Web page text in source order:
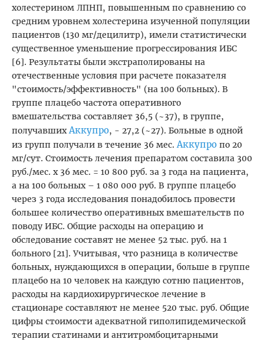
холестерином ЛПНП, повышенным по сравнению со
средним уровнем холестерина изученной популяции
пациентов (130 мг/децилитр), имели статистически
существенное уменьшение прогрессирования ИБС
[6]. Результаты были экстраполированы на
отечественные условия при расчете показателя
"стоимость/эффективность" (на 100 больных). В
группе плацебо частота оперативного
вмешательства составляет 36,5 (~37), в группе,
получавшихАккупро, - 27,2 (~27). Больные в одной
из групп получали в течение 36 мес.Аккупро по 20
мг/сут. Стоимость лечения препаратом составила 300
руб./мес. х 36 мес. = 10 800 руб. за 3 года на пациента,
а на 100 больных – 1 080 000 руб. В группе плацебо
через 3 года исследования понадобилось провести
большее количество оперативных вмешательств по
поводу ИБС. Общие расходы на операцию и
обследование составят не менее 52 тыс. руб. на 1
больного [21]. Учитывая, что разница в количестве
больных, нуждающихся в операции, больше в группе
плацебо на 10 человек на каждую сотню пациентов,
расходы на кардиохирургическое лечение в
стационаре составляют не менее 520 тыс. руб. Общие
цифры стоимости адекватной гиполипидемической
терапии статинами и антитромбоцитарными